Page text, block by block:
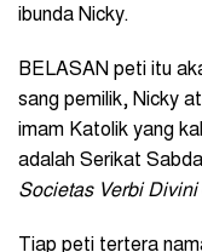
ibunda Nicky.
BELASAN peti itu
sang pemilik, Nicky
imam Katolik yang
adalah Serikat
Societas Verbi Divini
Tiap peti tertera